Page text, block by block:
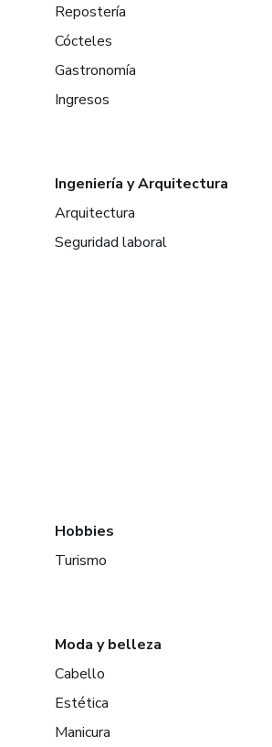
Repostería
Cócteles
Gastronomía
Ingresos
Ingeniería y Arquitectura
Arquitectura
Seguridad laboral
Hobbies
Turismo
Moda y belleza
Cabello
Estética
Manicura